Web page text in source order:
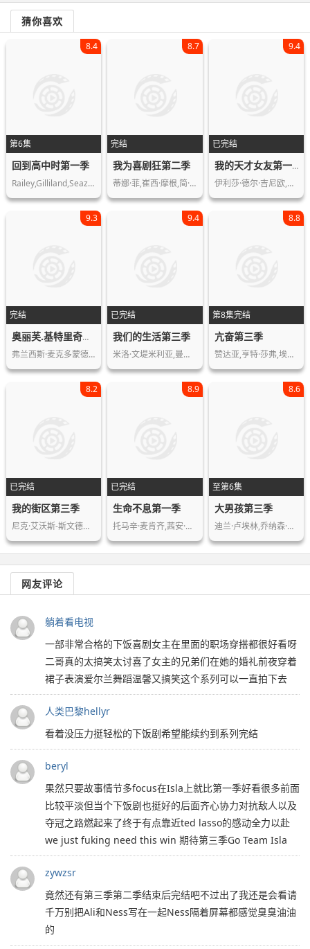
猜你喜欢
第6集
8.4
回到高中时第一季
Railey,Gilliland,Seazynn,Gilliland,寇…
完结
8.7
我为喜剧狂第二季
蒂娜·菲,崔西·摩根,简·科拉克斯基,…
已完结
9.4
我的天才女友第一季
伊利莎·德尔·吉尼欧,卢多维卡·纳斯…
完结
9.3
奥丽芙.基特里奇第一季
弗兰西斯·麦克多蒙德,理查德·詹金斯…
已完结
9.4
我们的生活第三季
米洛·文堤米利亚,曼迪·摩尔,斯特林·…
第8集完结
8.8
亢奋第三季
赞达亚,亨特·莎弗,埃里克·迪恩,雅各…
已完结
8.2
我的街区第三季
尼克·艾沃斯-斯文德尔,马里亚诺·门多…
已完结
8.9
生命不息第一季
托马辛·麦肯齐,茜安·克利福德,莱丝利…
至第6集
8.6
大男孩第三季
迪兰·卢埃林,乔纳森·珀恩廷,卡蜜尔·…
网友评论
躺着看电视
一部非常合格的下饭喜剧女主在里面的职场穿搭都很好看呀
二哥真的太搞笑太讨喜了女主的兄弟们在她的婚礼前夜穿着
裙子表演爱尔兰舞蹈温馨又搞笑这个系列可以一直拍下去
人类巴黎hellyr
看着没压力挺轻松的下饭剧希望能续约到系列完结
beryl
果然只要故事情节多focus在Isla上就比第一季好看很多前面
比较平淡但当个下饭剧也挺好的后面齐心协力对抗敌人以及
夺冠之路燃起来了终于有点靠近ted lasso的感动全力以赴
we just fuking need this win 期待第三季Go Team Isla
zywzsr
竟然还有第三季第二季结束后完结吧不过出了我还是会看请
千万别把Ali和Ness写在一起Ness隔着屏幕都感觉臭臭油油
的